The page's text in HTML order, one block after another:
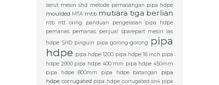
serut mesin shd metode pemasangan pipa hdpe
moulded MTA mtb mutiara tiga berlian
ntb ntt oring
panduan pengelasan pipa hdpe
pemanas pemanas.
penjual sparepart mesin las
hdpe SHD pinguin pipa gorong-gorong
pipa
hdpe pipa hdpe 1200 pipa hdpe 16 inch pipa
hdpe 2000 pipa hdpe 400 mm pipa hdpe 450mm
pipa hdpe 800mm
pipa hdpe batangan
pipa
hdpe corrugated pipa hdpe corrugated sn4 pipa